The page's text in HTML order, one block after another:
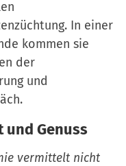
In einer
kommen sie
der
und
und Genuss
vermittelt nicht